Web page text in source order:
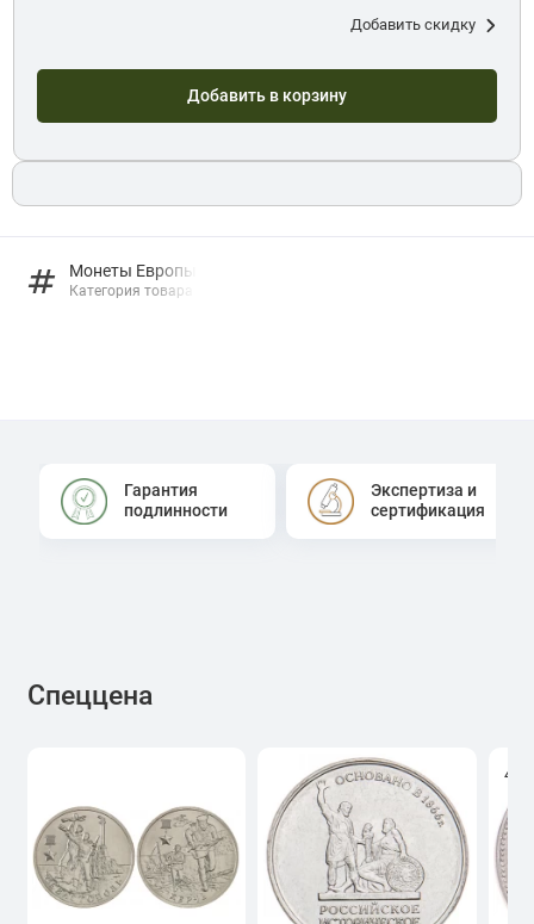
Монеты Европы
Категория товара
Добавить скидку
Добавить в корзину
Гарантия
подлинности
Экспертиза и
сертификация
Спеццена
4.0